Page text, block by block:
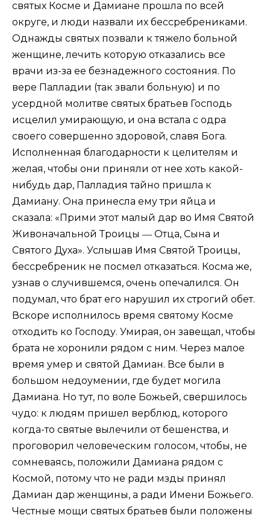
святых Косме и Дамиане прошла по всей
округе, и люди назвали их бессребрениками.
Однажды святых позвали к тяжело больной
женщине, лечить которую отказались все
врачи из-за ее безнадежного состояния. По
вере Палладии (так звали больную) и по
усердной молитве святых братьев Господь
исцелил умирающую, и она встала с одра
своего совершенно здоровой, славя Бога.
Исполненная благодарности к целителям и
желая, чтобы они приняли от нее хоть какой-
нибудь дар, Палладия тайно пришла к
Дамиану. Она принесла ему три яйца и
сказала: «Прими этот малый дар во Имя Святой
Живоначальной Троицы ― Отца, Сына и
Святого Духа». Услышав Имя Святой Троицы,
бессребреник не посмел отказаться. Косма же,
узнав о случившемся, очень опечалился. Он
подумал, что брат его нарушил их строгий обет.
Вскоре исполнилось время святому Косме
отходить ко Господу. Умирая, он завещал, чтобы
брата не хоронили рядом с ним. Через малое
время умер и святой Дамиан. Все были в
большом недоумении, где будет могила
Дамиана. Но тут, по воле Божьей, свершилось
чудо: к людям пришел верблюд, которого
когда-то святые вылечили от бешенства, и
проговорил человеческим голосом, чтобы, не
сомневаясь, положили Дамиана рядом с
Космой, потому что не ради мзды принял
Дамиан дар женщины, а ради Имени Божьего.
Честные мощи святых братьев были положены